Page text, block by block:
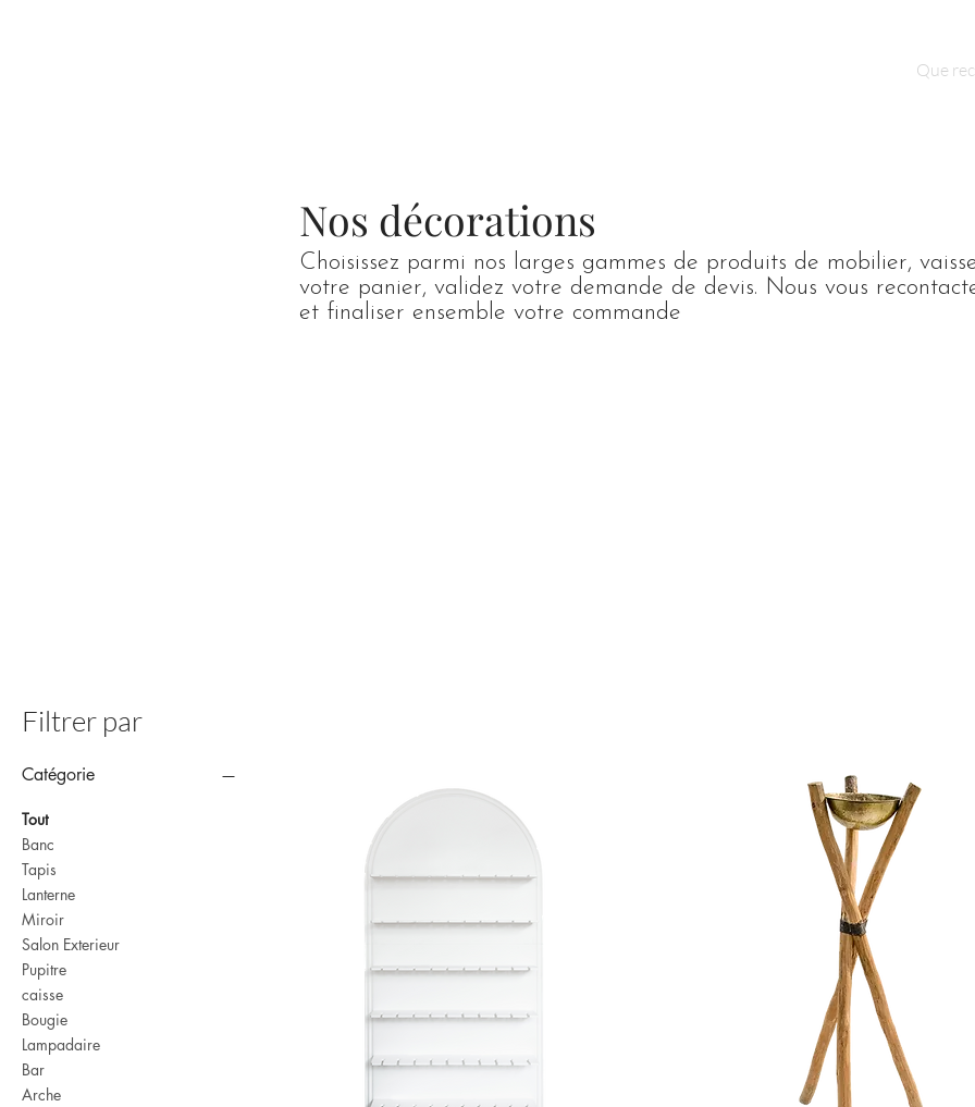
Nos décorations
Choisissez parmi nos larges gammes de produits de mobilier,
votre panier, validez votre demande de devis. Nous vous
et finaliser ensemble votre commande
Filtrer par
Catégorie
Tout
Banc
Tapis
Lanterne
Miroir
Salon Exterieur
Pupitre
caisse
Bougie
Lampadaire
Bar
Arche